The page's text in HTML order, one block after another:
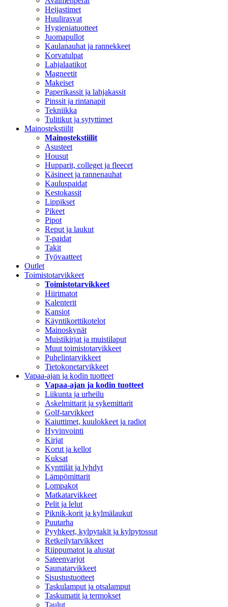
Heijastimet
Huulirasvat
Hygieniatuotteet
Juomapullot
Kaulanauhat ja rannekkeet
Korvatulpat
Lahjalaatikot
Magneetit
Makeiset
Paperikassit ja lahjakassit
Pinssit ja rintanapit
Tekniikka
Tulitikut ja sytyttimet
Mainostekstiilit
Mainostekstiilit
Asusteet
Housut
Hupparit, colleget ja fleecet
Käsineet ja rannenauhat
Kauluspaidat
Kestokassit
Lippikset
Pikeet
Pipot
Reput ja laukut
T-paidat
Takit
Työvaatteet
Outlet
Toimistotarvikkeet
Toimistotarvikkeet
Hiirimatot
Kalenterit
Kansiot
Käyntikorttikotelot
Mainoskynät
Muistikirjat ja muistilaput
Muut toimistotarvikkeet
Puhelintarvikkeet
Tietokonetarvikkeet
Vapaa-ajan ja kodin tuotteet
Vapaa-ajan ja kodin tuotteet
Liikunta ja urheilu
Askelmittarit ja sykemittarit
Golf-tarvikkeet
Kaiuttimet, kuulokkeet ja radiot
Hyvinvointi
Kirjat
Korut ja kellot
Kuksat
Kynttilät ja lyhdyt
Lämpömittarit
Lompakot
Matkatarvikkeet
Pelit ja lelut
Piknik-korit ja kylmälaukut
Puutarha
Pyyhkeet, kylpytakit ja kylpytossut
Retkeilytarvikkeet
Riippumatot ja alustat
Sateenvarjot
Saunatarvikkeet
Sisustustuotteet
Taskulamput ja otsalamput
Taskumatit ja termokset
Taulut